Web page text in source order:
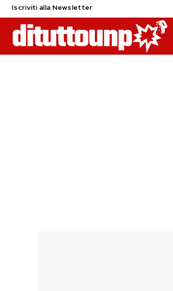
Iscriviti alla Newsletter